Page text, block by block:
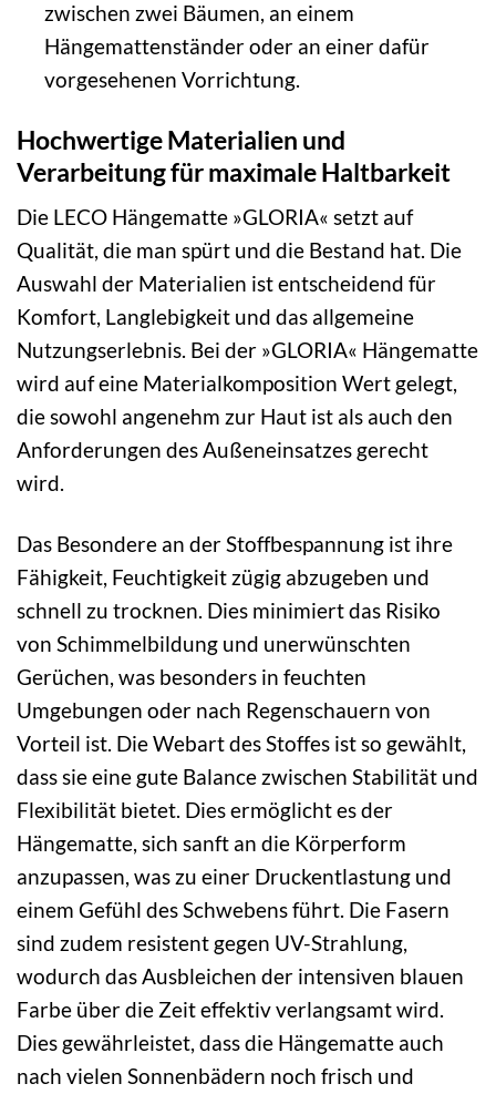
zwischen zwei Bäumen, an einem
Hängemattenständer oder an einer dafür
vorgesehenen Vorrichtung.
Hochwertige Materialien und
Verarbeitung für maximale Haltbarkeit
Die LECO Hängematte »GLORIA« setzt auf
Qualität, die man spürt und die Bestand hat. Die
Auswahl der Materialien ist entscheidend für
Komfort, Langlebigkeit und das allgemeine
Nutzungserlebnis. Bei der »GLORIA« Hängematte
wird auf eine Materialkomposition Wert gelegt,
die sowohl angenehm zur Haut ist als auch den
Anforderungen des Außeneinsatzes gerecht
wird.
Das Besondere an der Stoffbespannung ist ihre
Fähigkeit, Feuchtigkeit zügig abzugeben und
schnell zu trocknen. Dies minimiert das Risiko
von Schimmelbildung und unerwünschten
Gerüchen, was besonders in feuchten
Umgebungen oder nach Regenschauern von
Vorteil ist. Die Webart des Stoffes ist so gewählt,
dass sie eine gute Balance zwischen Stabilität und
Flexibilität bietet. Dies ermöglicht es der
Hängematte, sich sanft an die Körperform
anzupassen, was zu einer Druckentlastung und
einem Gefühl des Schwebens führt. Die Fasern
sind zudem resistent gegen UV-Strahlung,
wodurch das Ausbleichen der intensiven blauen
Farbe über die Zeit effektiv verlangsamt wird.
Dies gewährleistet, dass die Hängematte auch
nach vielen Sonnenbädern noch frisch und